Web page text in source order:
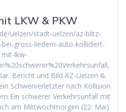
LKW & PKW
uelzen/stadt-uelzen/az-blitz-
gross-liedern-auto-kollidiert-
mit-lkw-
Bericht und Bild AZ-Uelzen &
Schwerverletzter nach Kollision
Ein schwerer Verkehrsunfall mit
am Mittwochmorgen (22. Mai)